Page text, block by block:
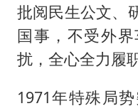
批阅民生公文、
国事，不受外
扰，全心全力履
1971年特殊局